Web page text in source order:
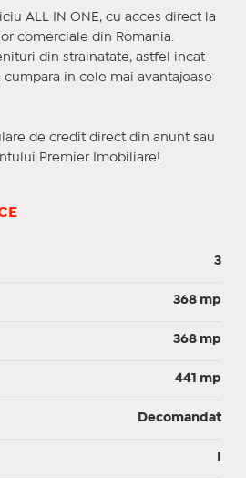
ALL IN ONE, cu acces direct la
comerciale din Romania.
din strainatate, astfel incat
in cele mai avantajoase
de credit direct din anunt sau
Premier Imobiliare!
3
368 mp
368 mp
441 mp
Decomandat